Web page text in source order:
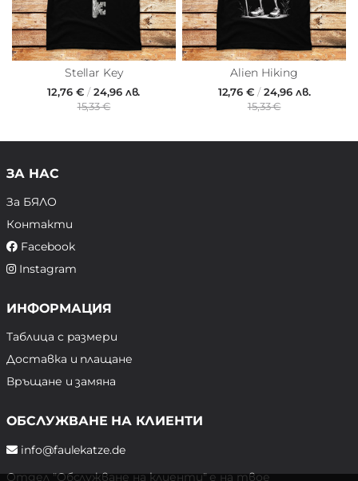
Stellar Key
12,76 € /24,96 лв.
15,33 €
Alien Hiking
12,76 €/24,96 лв.
15,33 €
ЗА НАС
За БЯЛО
Контакти
Facebook
Instagram
ИНФОРМАЦИЯ
Таблица с размери
Доставка и плащане
Връщане и замяна
ОБСЛУЖВАНЕ НА КЛИЕНТИ
info@faulekatze.de
Отдел "Обслужване на клиенти" е на твое